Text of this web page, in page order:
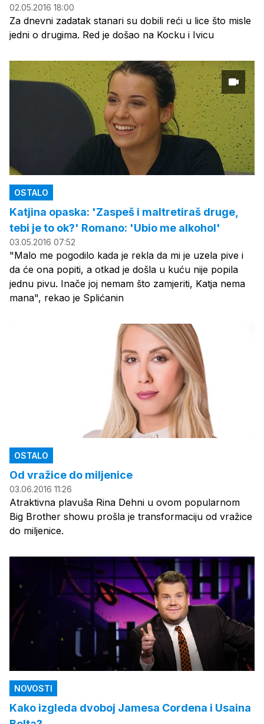
02.05.2016 18:00
Za dnevni zadatak stanari su dobili reći u lice što misle
jedni o drugima. Red je došao na Kocku i Ivicu
OSTALO
Katjina opaska: 'Zaspeš i maltretiraš druge,
tebi je to ok?' Romano: 'Ubio me alkohol'
03.05.2016 07:52
"Malo me pogodilo kada je rekla da mi je uzela pive i
da će ona popiti, a otkad je došla u kuću nije popila
jednu pivu. Inače joj nemam što zamjeriti, Katja nema
mana", rekao je Splićanin
OSTALO
Od vražice do miljenice
03.06.2016 11:26
Atraktivna plavuša Rina Dehni u ovom popularnom
Big Brother showu prošla je transformaciju od vražice
do miljenice.
NOVOSTI
Kako izgleda dvoboj Jamesa Cordena i Usaina